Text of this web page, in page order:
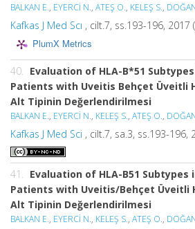
BALKAN E., EYERCİ N., ATEŞ O., KELEŞ S.,
Kafkas J Med Scı , cilt.7, ss.193-196, 2017
PlumX Metrics
40.
Evaluation of HLA-B*51
Patients with Uveitis Behçet Üveitli
Alt Tipinin Değerlendirilmesi
BALKAN E., EYERCİ N., KELEŞ S., ATEŞ O.,
Kafkas J Med Sci , cilt.7, sa.3, ss.193-196,
41.
Evaluation of HLA-B51 Subtypes
Patients with Uveitis/Behçet Üveitli
Alt Tipinin Değerlendirilmesi
BALKAN E., EYERCİ N., KELEŞ S., ATEŞ O.,